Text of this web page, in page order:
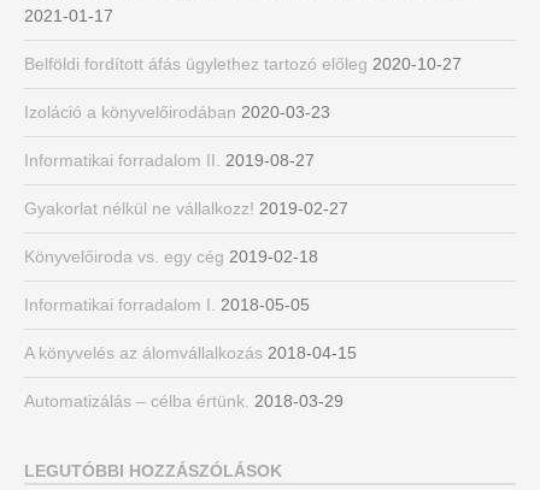
2021-01-17
Belföldi fordított áfás ügylethez tartozó előleg 2020-10-27
Izoláció a könyvelőirodában 2020-03-23
Informatikai forradalom II. 2019-08-27
Gyakorlat nélkül ne vállalkozz! 2019-02-27
Könyvelőiroda vs. egy cég 2019-02-18
Informatikai forradalom I. 2018-05-05
A könyvelés az álomvállalkozás 2018-04-15
Automatizálás – célba értünk. 2018-03-29
LEGUTÓBBI HOZZÁSZÓLÁSOK